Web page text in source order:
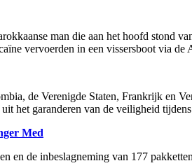
man die aan het hoofd stond
vervoerden in een vissersboot via de
de Verenigde Staten, Frankrijk en
het garanderen van de veiligheid
Med
en de inbeslagneming van 177